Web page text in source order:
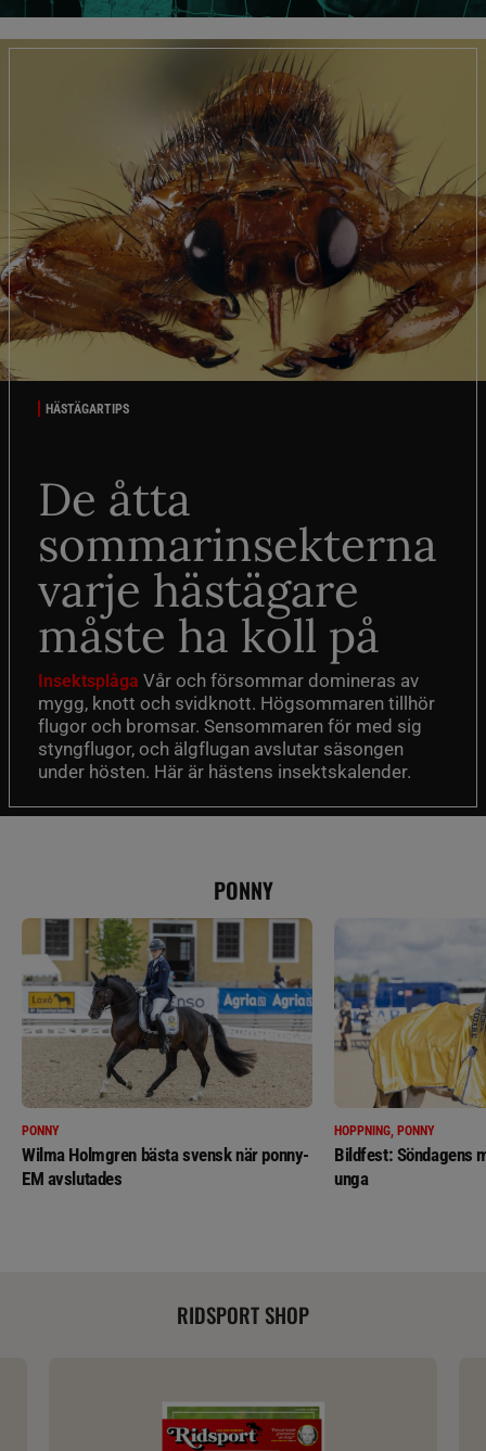
HÄSTÄGARTIPS
De åtta
sommarinsekterna
varje hästägare
måste ha koll på
Insektsplåga Vår och försommar domineras av
mygg, knott och svidknott. Högsommaren tillhör
flugor och bromsar. Sensommaren för med sig
styngflugor, och älgflugan avslutar säsongen
under hösten. Här är hästens insektskalender.
PONNY
PONNY
Wilma Holmgren bästa svensk när ponny-
EM avslutades
HOPPNING, PONNY
Bildfest: Söndagens
unga
RIDSPORT SHOP